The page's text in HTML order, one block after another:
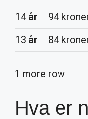
14 år 94
13 år 84
1 more row
Hva er